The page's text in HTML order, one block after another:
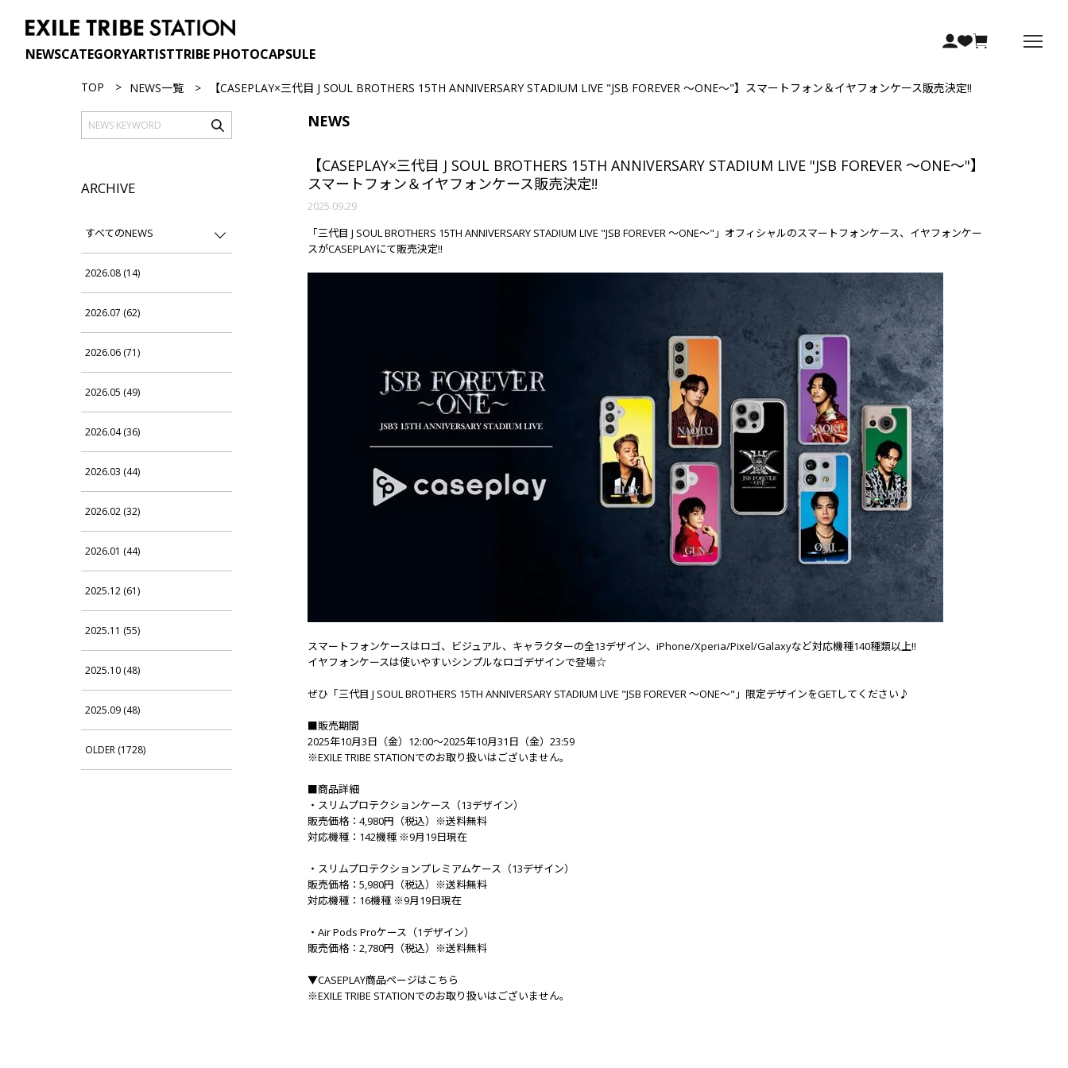
NEWSCATEGORYARTISTTRIBE PHOTOCAPSULE
TOP NEWS一覧 【CASEPLAY×三代目 J SOUL BROTHERS 15TH ANNIVERSARY STADIUM LIVE "JSB FOREVER ～ONE～"】スマートフォン＆イヤフォンケース販売決定!!
ARCHIVE
すべてのNEWS
2026.08 (14)
2026.07 (62)
2026.06 (71)
2026.05 (49)
2026.04 (36)
2026.03 (44)
2026.02 (32)
2026.01 (44)
2025.12 (61)
2025.11 (55)
2025.10 (48)
2025.09 (48)
OLDER (1728)
NEWS
【CASEPLAY×三代目 J SOUL BROTHERS 15TH ANNIVERSARY STADIUM LIVE "JSB FOREVER ～ONE～"】
スマートフォン＆イヤフォンケース販売決定!!
2025.09.29
「三代目 J SOUL BROTHERS 15TH ANNIVERSARY STADIUM LIVE "JSB FOREVER ～ONE～"」オフィシャルのスマートフォンケース、イヤフォンケー
スがCASEPLAYにて販売決定!!
スマートフォンケースはロゴ、ビジュアル、キャラクターの全13デザイン、iPhone/Xperia/Pixel/Galaxyなど対応機種140種類以上!!
イヤフォンケースは使いやすいシンプルなロゴデザインで登場☆
ぜひ「三代目 J SOUL BROTHERS 15TH ANNIVERSARY STADIUM LIVE "JSB FOREVER ～ONE～"」限定デザインをGETしてください♪
■販売期間
2025年10月3日（金）12:00～2025年10月31日（金）23:59
※EXILE TRIBE STATIONでのお取り扱いはございません。
■商品詳細
・スリムプロテクションケース（13デザイン）
販売価格：4,980円（税込）※送料無料
対応機種：142機種 ※9月19日現在
・スリムプロテクションプレミアムケース（13デザイン）
販売価格：5,980円（税込）※送料無料
対応機種：16機種 ※9月19日現在
・Air Pods Proケース（1デザイン）
販売価格：2,780円（税込）※送料無料
▼CASEPLAY商品ページはこちら
※EXILE TRIBE STATIONでのお取り扱いはございません。